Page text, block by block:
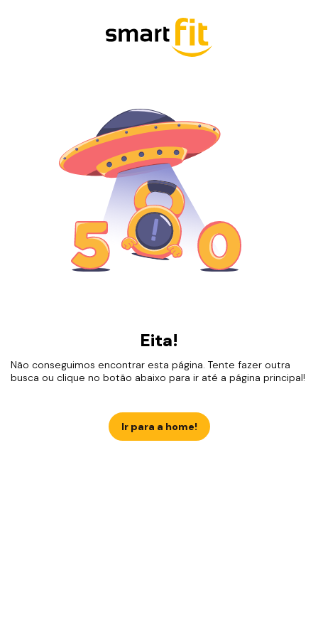
Eita!
Não conseguimos encontrar esta página. Tente fazer outra
busca ou clique no botão abaixo para ir até a página principal!
Ir para a home!